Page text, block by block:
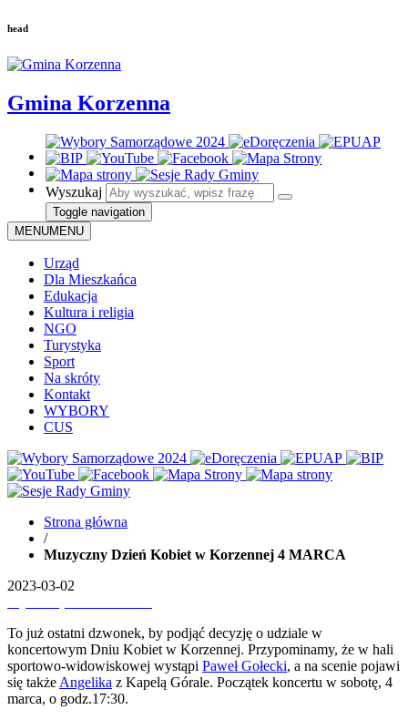
head
Gmina Korzenna
Wyszukaj
Toggle navigation
MENUMENU
Urząd
Dla Mieszkańca
Edukacja
Kultura i religia
NGO
Turystyka
Sport
Na skróty
Kontakt
WYBORY
CUS
Strona główna
/
Muzyczny Dzień Kobiet w Korzennej 4 MARCA
2023-03-02
To już ostatni dzwonek, by podjąć decyzję o udziale w
koncertowym Dniu Kobiet w Korzennej. Przypominamy, że w hali
sportowo-widowiskowej wystąpi Paweł Gołecki, a na scenie pojawi
się także Angelika z Kapelą Górale. Początek koncertu w sobotę, 4
marca, o godz.17:30.